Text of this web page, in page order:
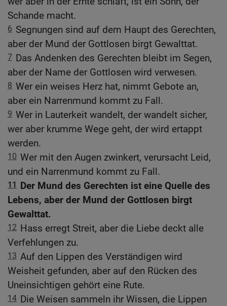
Schande macht.
6 Segnungen sind auf dem Haupt des Gerechten,
aber der Mund der Gottlosen birgt Gewalttat.
7 Das Andenken des Gerechten bleibt im Segen,
aber der Name der Gottlosen wird verwesen.
8 Wer ein weises Herz hat, nimmt Gebote an,
aber ein Narrenmund kommt zu Fall.
9 Wer in Lauterkeit wandelt, der wandelt sicher,
wer aber krumme Wege geht, der wird ertappt
werden.
10 Wer mit den Augen zwinkert, verursacht Leid,
und ein Narrenmund kommt zu Fall.
11
Der Mund des Gerechten ist eine Quelle des
Lebens, aber der Mund der Gottlosen birgt
Gewalttat.
12 Hass erregt Streit, aber die Liebe deckt alle
Verfehlungen zu.
13 Auf den Lippen des Verständigen wird
Weisheit gefunden, aber auf den Rücken des
Uneinsichtigen gehört eine Rute.
14 Die Weisen sammeln ihr Wissen, die Lippen